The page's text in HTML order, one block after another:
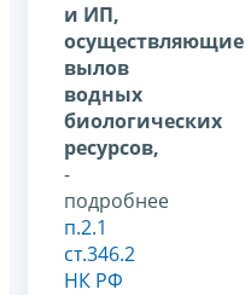
и ИП,
осуществляющие
вылов
водных
биологических
ресурсов,
-
подробнее
п.2.1
ст.346.2
НК РФ